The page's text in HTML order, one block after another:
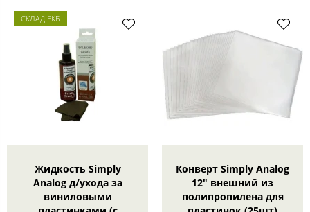
СКЛАД ЕКБ
Жидкость Simply
Analog д/ухода за
виниловыми
Конверт Simply Analog
12" внешний из
полипропилена для